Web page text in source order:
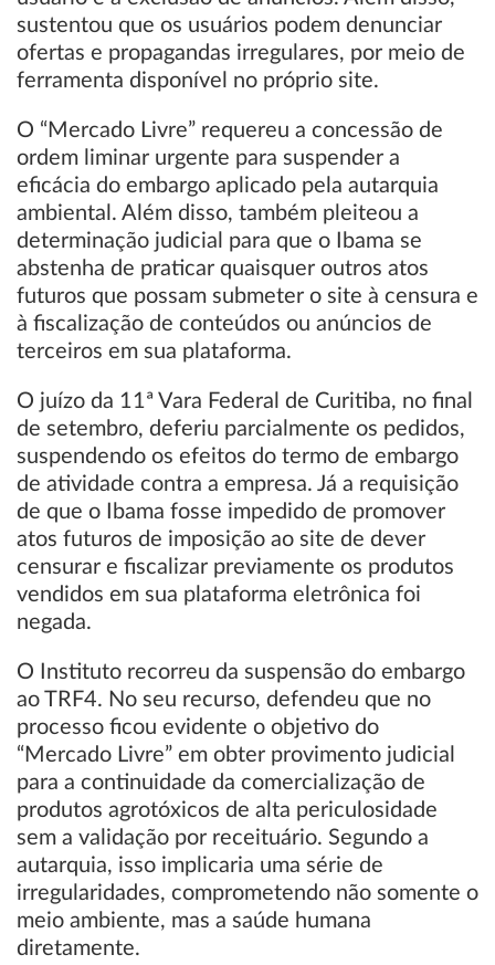
sustentou que os usuários podem denunciar
ofertas e propagandas irregulares, por meio de
ferramenta disponível no próprio site.
O “Mercado Livre” requereu a concessão de
ordem liminar urgente para suspender a
eficácia do embargo aplicado pela autarquia
ambiental. Além disso, também pleiteou a
determinação judicial para que o Ibama se
abstenha de praticar quaisquer outros atos
futuros que possam submeter o site à censura e
à fiscalização de conteúdos ou anúncios de
terceiros em sua plataforma.
O juízo da 11ª Vara Federal de Curitiba, no final
de setembro, deferiu parcialmente os pedidos,
suspendendo os efeitos do termo de embargo
de atividade contra a empresa. Já a requisição
de que o Ibama fosse impedido de promover
atos futuros de imposição ao site de dever
censurar e fiscalizar previamente os produtos
vendidos em sua plataforma eletrônica foi
negada.
O Instituto recorreu da suspensão do embargo
ao TRF4. No seu recurso, defendeu que no
processo ficou evidente o objetivo do
“Mercado Livre” em obter provimento judicial
para a continuidade da comercialização de
produtos agrotóxicos de alta periculosidade
sem a validação por receituário. Segundo a
autarquia, isso implicaria uma série de
irregularidades, comprometendo não somente o
meio ambiente, mas a saúde humana
diretamente.